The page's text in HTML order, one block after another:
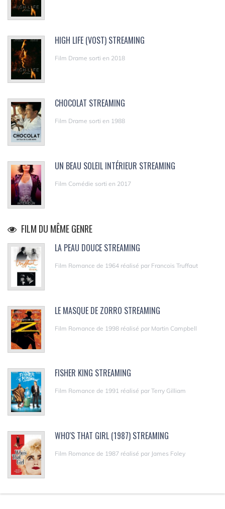
HIGH LIFE (VOST) STREAMING
Film Drame sorti en 2018
CHOCOLAT STREAMING
Film Drame sorti en 1988
UN BEAU SOLEIL INTÉRIEUR STREAMING
Film Comédie sorti en 2017
FILM DU MÊME GENRE
LA PEAU DOUCE STREAMING
Film Romance de 1964 réalisé par Francois Truffaut
LE MASQUE DE ZORRO STREAMING
Film Romance de 1998 réalisé par Martin Campbell
FISHER KING STREAMING
Film Romance de 1991 réalisé par Terry Gilliam
WHO'S THAT GIRL (1987) STREAMING
Film Romance de 1987 réalisé par James Foley